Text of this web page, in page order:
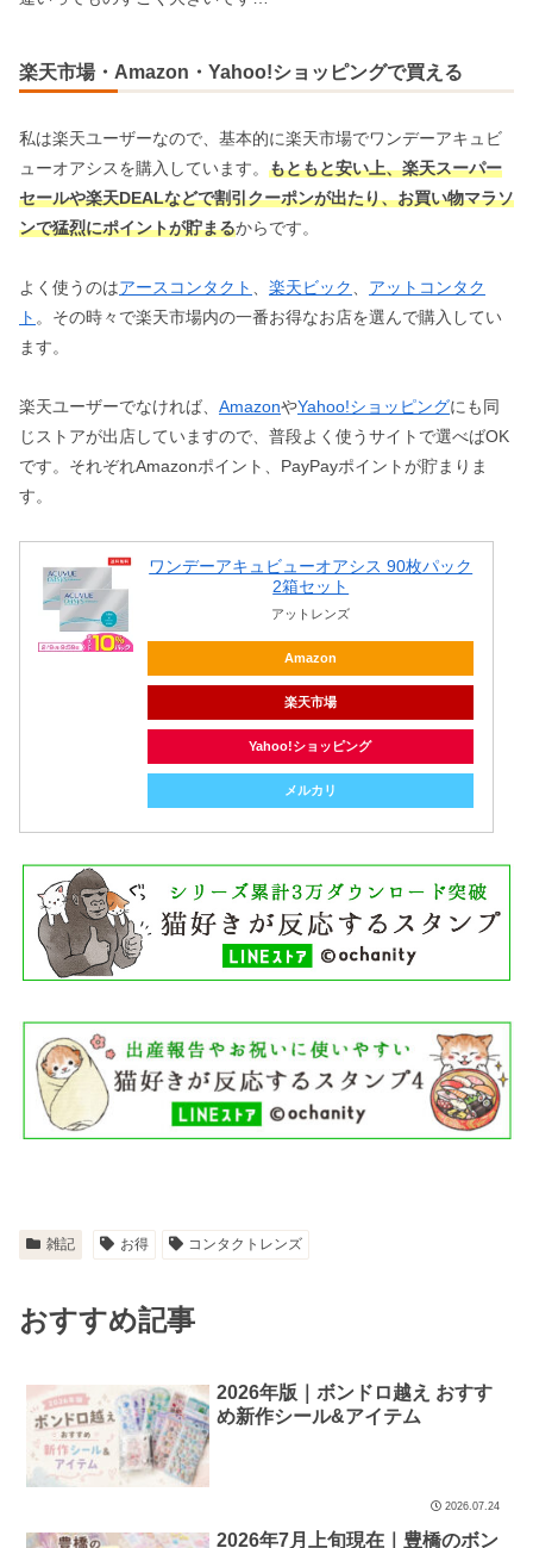
楽天市場・Amazon・Yahoo!ショッピングで買える
私は楽天ユーザーなので、基本的に楽天市場でワンデーアキュビ
ューオアシスを購入しています。 もともと安い上、楽天スーパー
セールや楽天DEALなどで割引クーポンが出たり、お買い物マラソ
ンで猛烈にポイントが貯まるからです。
よく使うのはアースコンタクト 楽天ビック
アットコンタク
ト 。その時々で楽天市場内の一番お得なお店を選んで購入してい
ます。
楽天ユーザーでなければ、 AmazonやYahoo!ショッピングにも同
じストアが出店していますので、普段よく使うサイトで選べばOK
です。それぞれAmazonポイント、PayPayポイントが貯まりま
す。
ワンデーアキュビューオアシス 90枚パック
2箱セット
アットレンズ
Amazon
楽天市場
Yahoo!ショッピング
メルカリ
雑記 お得 コンタクトレンズ
おすすめ記事
2026年版｜ボンドロ越え おすす
め新作シール&アイテム
2026.07.24
2026年7月上旬現在｜豊橋のボン